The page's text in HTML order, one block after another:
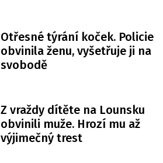
Otřesné týrání koček. Policie
obvinila ženu, vyšetřuje ji na
svobodě
Z vraždy dítěte na Lounsku
obvinili muže. Hrozí mu až
výjimečný trest